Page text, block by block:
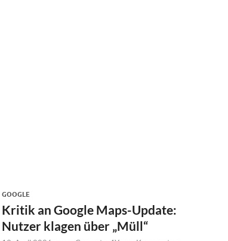
GOOGLE
Kritik an Google Maps-Update:
Nutzer klagen über „Müll“